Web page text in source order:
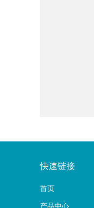
快速链接
首页
产品中心